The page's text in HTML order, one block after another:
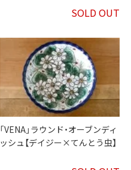
SOLD OUT
「VENA」ラウンド・オーブンディ
ッシュ【デイジー×てんとう虫】